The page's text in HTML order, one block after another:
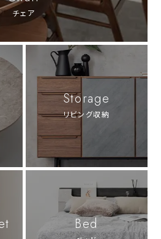
チェア
Storage
リビング収納
Bed